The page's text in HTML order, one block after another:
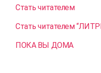
Стать читателем
Стать читателем
ПОКА ВЫ ДОМА